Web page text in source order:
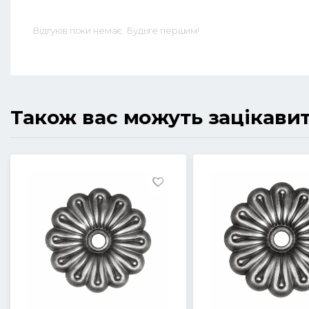
Відгуків поки немає. Будьте першим!
Також вас можуть